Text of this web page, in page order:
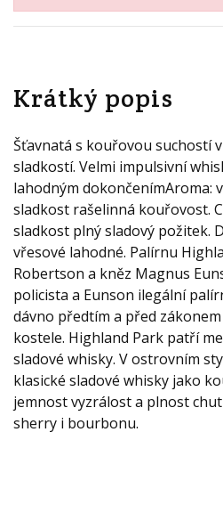
Krátký popis
Šťavnatá s kouřovou suchostí
sladkostí. Velmi impulsivní
lahodným dokončenímAroma:
sladkost rašelinná kouřovost.
sladkost plný sladový požitek.
vřesové lahodné. Palírnu
Robertson a kněz Magnus
policista a Eunson ilegální
dávno předtím a před
kostele. Highland Park patří
sladové whisky. V ostrovním
klasické sladové whisky jako
jemnost vyzrálost a plnost
sherry i bourbonu.